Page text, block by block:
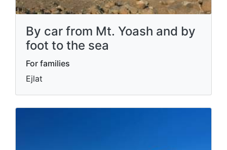
By car from Mt. Yoash and by
foot to the sea
For families
Ejlat